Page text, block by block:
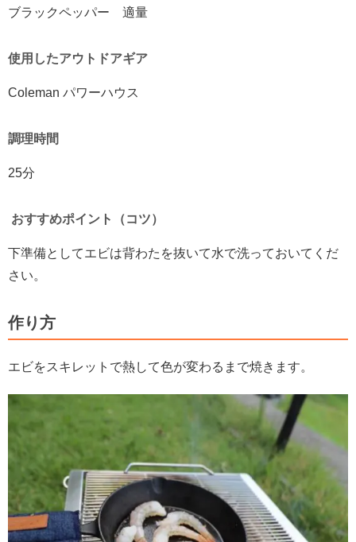
ブラックペッパー 適量
使用したアウトドアギア
Coleman パワーハウス
調理時間
25分
おすすめポイント（コツ）
下準備としてエビは背わたを抜いて水で洗っておいてくだ
さい。
作り方
エビをスキレットで熱して色が変わるまで焼きます。